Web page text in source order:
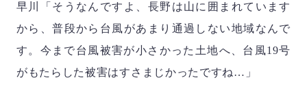
早川「そうなんですよ、長野は山に囲まれています
から、普段から台風があまり通過しない地域なんで
す。今まで台風被害が小さかった土地へ、台風19号
がもたらした被害はすさまじかったですね…」